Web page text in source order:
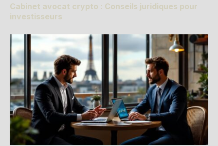
Cabinet avocat crypto : Conseils juridiques pour
investisseurs